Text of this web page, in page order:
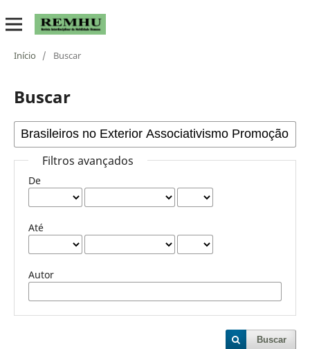
Início / Buscar
Buscar
Filtros avançados
De
Até
Autor
Buscar